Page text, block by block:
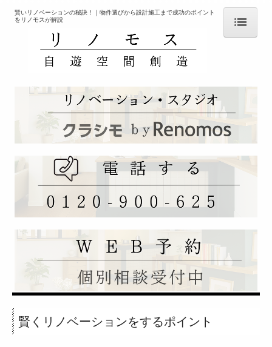
ＨＯＭＥ
会社案内
「クラシモ」 サービスとは
リノベ向き 物件紹介【不動産情報】
リノベーションの相談【設計デザイン施工】
ひとり暮らしのリノベ
子育て世帯向けリノべ
終の住処リノベ
リノベーションを知る
リノベーションとリフォームの違いとは？
リノベーションのメリットと未来
賢いリノベーションの秘訣！
賢いリノベーションの秘訣！｜物件選びから設計施工まで成功のポイント
をリノモスが解説
賢くリノベーションをするポイント